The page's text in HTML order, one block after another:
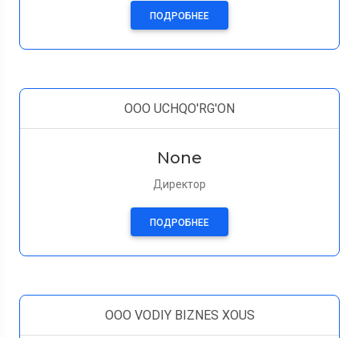
ПОДРОБНЕЕ
OOO UCHQO'RG'ON
None
Директор
ПОДРОБНЕЕ
OOO VODIY BIZNES XOUS